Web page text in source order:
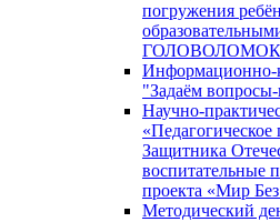
погружения
Информационно-
"Задаём
Научно-
Защитника
воспитательные
проекта «Мир
Методический